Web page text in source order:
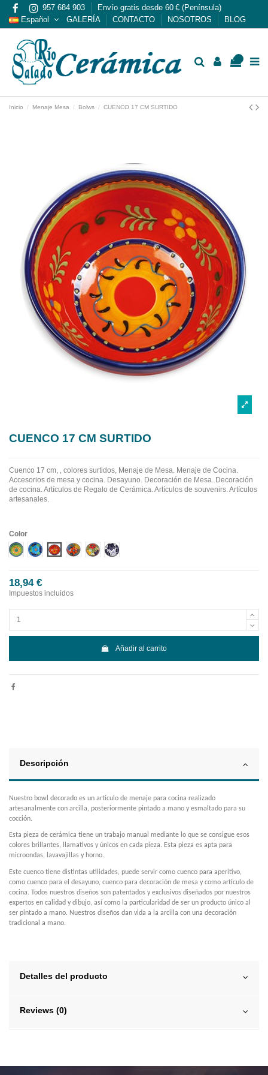
957 684 903
Envío gratis desde 60 € (Península)
Español
GALERÍA CONTACTO NOSOTROS BLOG
Inicio Menaje Mesa Bolws CUENCO 17 CM SURTIDO
CUENCO 17 CM SURTIDO
Cuenco 17 cm, , colores surtidos, Menaje de Mesa. Menaje de Cocina.
Accesorios de mesa y cocina. Desayuno. Decoración de Mesa. Decoración
de cocina. Artículos de Regalo de Cerámica. Artículos de souvenirs. Artículos
artesanales.
Color
Diseño 1Diseño 2Diseño 3Diseño 4Diseño 5Diseño 6
18,94 €
Impuestos incluidos
Añadir al carrito
Descripción
Nuestro bowl decorado es un artículo de menaje para cocina realizado
artesanalmente con arcilla, posteriormente pintado a mano y esmaltado para su
cocción.
Esta pieza de cerámica tiene un trabajo manual mediante lo que se consigue esos
colores brillantes, llamativos y únicos en cada pieza. Esta pieza es apta para
microondas, lavavajillas y horno.
Este cuenco tiene distintas utilidades, puede servir como cuenco para aperitivo,
como cuenco para el desayuno, cuenco para decoración de mesa y como artículo de
cocina. Todos nuestros diseños son patentados y exclusivos diseñados por nuestros
expertos en calidad y dibujo, así como la particularidad de ser un producto único al
ser pintado a mano. Nuestros diseños dan vida a la arcilla con una decoración
tradicional a mano.
Detalles del producto
Reviews (0)